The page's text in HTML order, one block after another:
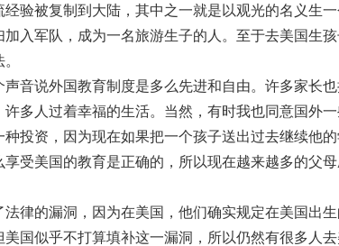
验被复制到大陆，其中之一就是以观光的名义生
入军队，成为一名旅游生子的人。至于去美国生
音说外国教育制度是多么先进和自由。许多家长也
多人过着幸福的生活。当然，有时我也同意国外
投资，因为现在如果把一个孩子送出过去继续他
受美国的教育是正确的，所以现在越来越多的父母
律的漏洞，因为在美国，他们确实规定在美国出
国似乎不打算填补这一漏洞，所以仍然有很多人